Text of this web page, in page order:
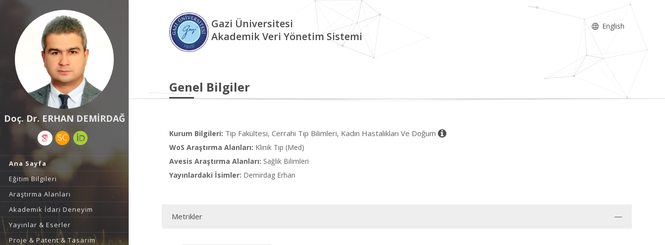
Doç. Dr. ERHAN DEMİRDAĞ
Ana Sayfa
Eğitim Bilgileri
Araştırma Alanları
Akademik İdari Deneyim
Yayınlar & Eserler
Proje & Patent & Tasarım
Gazi Üniversitesi
Akademik Veri Yönetim Sistemi
English
Genel Bilgiler
Kurum Bilgileri: Tıp Fakültesi, Cerrahi Tıp Bilimleri, Kadın Hastalıkları Ve Doğum
WoS Araştırma Alanları: Klinik Tıp (Med)
Avesis Araştırma Alanları: Sağlık Bilimleri
Yayınlardaki İsimler: Demirdag Erhan
Metrikler